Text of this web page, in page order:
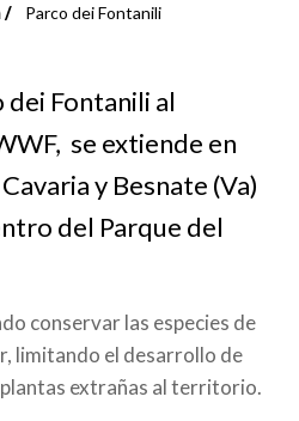
Parco dei Fontanili
dei Fontanili al
se extiende en
y Besnate (Va)
del Parque del
conservar las especies de
limitando el desarrollo de
extrañas al territorio.